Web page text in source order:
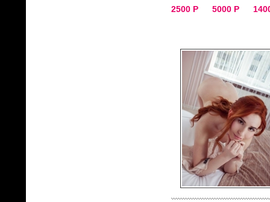
2500 Р 5000 Р